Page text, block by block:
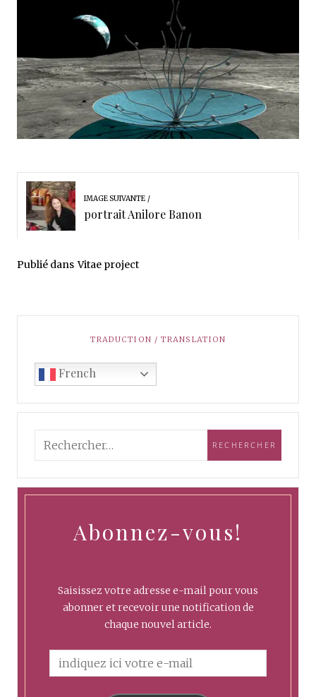
IMAGE SUIVANTE
portrait Anilore Banon
Publié dans Vitae project
TRADUCTION / TRANSLATION
French
Abonnez-vous!
Saisissez votre adresse e-mail pour vous
abonner et recevoir une notification de
chaque nouvel article.